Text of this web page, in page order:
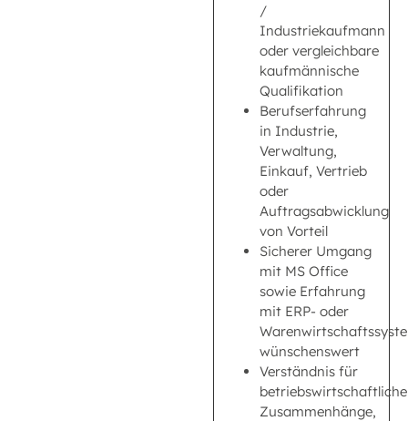
/
Industriekaufmann
oder vergleichbare
kaufmännische
Qualifikation
Berufserfahrung
in Industrie,
Verwaltung,
Einkauf, Vertrieb
oder
Auftragsabwicklung
von Vorteil
Sicherer Umgang
mit MS Office
sowie Erfahrung
mit ERP- oder
wünschenswert
Verständnis für
betriebswirtschaftliche
Zusammenhänge,